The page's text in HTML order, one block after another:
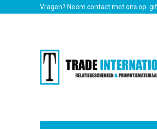
Vragen? Neem contact met ons op: